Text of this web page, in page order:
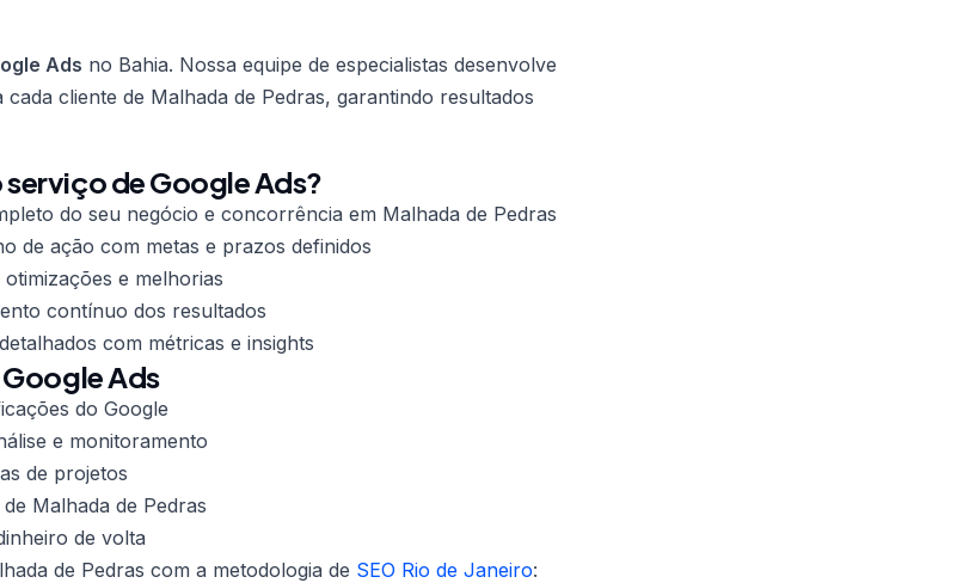
Ads no Bahia. Nossa equipe de especialistas desenvolve
cliente de Malhada de Pedras, garantindo resultados
de Google Ads?
do seu negócio e concorrência em Malhada de Pedras
de ação com metas e prazos definidos
e melhorias
contínuo dos resultados
com métricas e insights
Ads
do Google
e monitoramento
de projetos
Malhada de Pedras
de volta
de Pedras com a metodologia de SEO Rio de Janeiro: